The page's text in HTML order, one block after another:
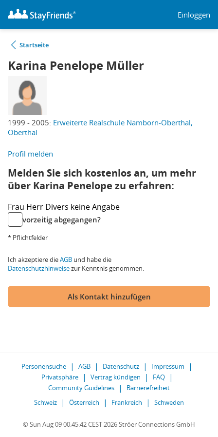
Einloggen
Startseite
Karina Penelope Müller
1999 - 2005: Erweiterte Realschule Namborn-Oberthal,
Oberthal
Profil melden
Melden Sie sich kostenlos an, um mehr
über Karina Penelope zu erfahren:
Frau Herr Divers keine Angabe
vorzeitig abgegangen?
* Pflichtfelder
Ich akzeptiere dieAGB und habe die
Datenschutzhinweisezur Kenntnis genommen.
Als Kontakt hinzufügen
Personensuche AGB Datenschutz
Impressum
Privatsphäre
Vertrag kündigen
FAQ
Community Guidelines
Barrierefreiheit
Schweiz
Österreich Frankreich Schweden
© Sun Aug 09 00:45:42 CEST 2026 Ströer Connections GmbH